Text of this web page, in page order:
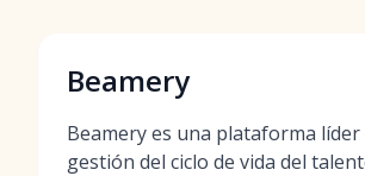
Beamery
Beamery es una plataforma líder
gestión del ciclo de vida del